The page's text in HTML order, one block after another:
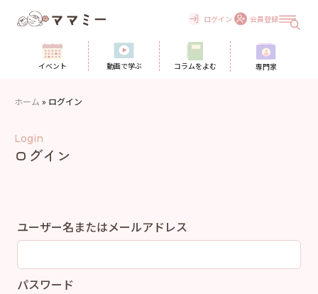
ログイン 会員登録
イベント 動画で学ぶ コラムをよむ 専門家
ホーム » ログイン
Login
ログイン
ユーザー名またはメールアドレス
パスワード